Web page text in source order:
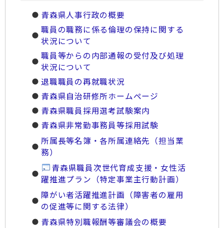
青森県人事行政の概要
職員の職務に係る倫理の保持に関する
状況について
職員等からの内部通報の受付及び処理
状況について
退職職員の再就職状況
青森県自治研修所ホームページ
青森県職員採用選考試験案内
青森県非常勤事務員等採用試験
所属長等名簿・各所属連絡先（担当業
務）
青森県職員次世代育成支援・女性活
躍推進プラン（特定事業主行動計画）
障がい者活躍推進計画（障害者の雇用
の促進等に関する法律）
青森県特別職報酬等審議会の概要